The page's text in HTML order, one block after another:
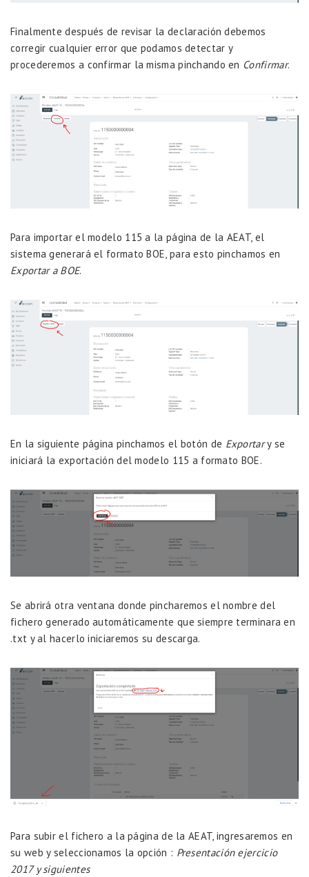
Finalmente después de revisar la declaración debemos
corregir cualquier error que podamos detectar y
procederemos a confirmar la misma pinchando en Confirmar.
Para importar el modelo 115 a la página de la AEAT, el
sistema generará el formato BOE, para esto pinchamos en
Exportar a BOE.
En la siguiente página pinchamos el botón de Exportary se
iniciará la exportación del modelo 115 a formato BOE.
Se abrirá otra ventana donde pincharemos el nombre del
fichero generado automáticamente que siempre terminara en
.txt y al hacerlo iniciaremos su descarga.
Para subir el fichero a la página de la AEAT, ingresaremos en
su web y seleccionamos la opción : Presentación ejercicio
2017 y siguientes